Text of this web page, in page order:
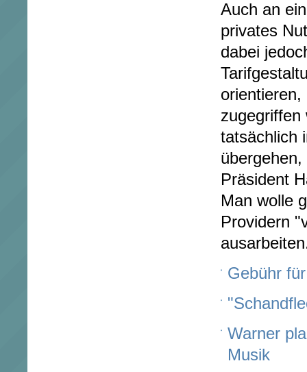
Auch an
privates
dabei
zugegriffen
tatsächlich
Präsident
Man wolle
Providern
Gebühr
Warner
Musik